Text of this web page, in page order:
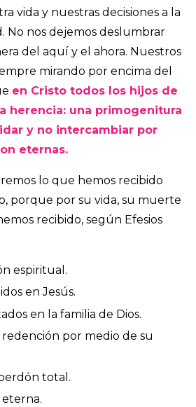
vida y nuestras decisiones a la
No nos dejemos deslumbrar
del aquí y el ahora. Nuestros
mirando por encima del
en Cristo todos los hijos de
herencia: una primogenitura
y no intercambiar por
eternas.
lo que hemos recibido
porque por su vida, su muerte
recibido, según Efesios
espiritual.
en Jesús.
en la familia de Dios.
por medio de su
total.